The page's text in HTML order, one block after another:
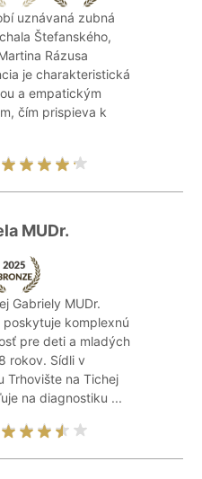
uznávaná zubná
Štefanského,
Rázusa
je charakteristická
a empatickým
čím prispieva k
MUDr.
Gabriely MUDr.
komplexnú
pre deti a mladých
rokov. Sídli v
Trhovište na Tichej
na diagnostiku ...